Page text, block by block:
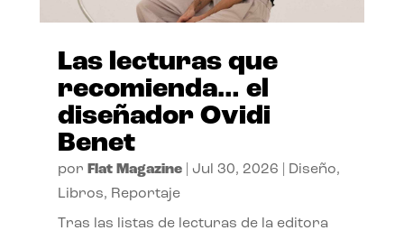
Las lecturas que
recomienda… el
diseñador Ovidi
Benet
por Flat Magazine| Jul 30, 2026 Diseño,
Libros, Reportaje
Tras las listas de lecturas de la editora